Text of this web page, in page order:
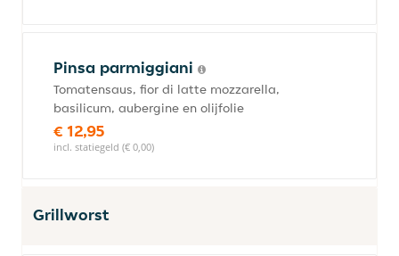
Pinsa parmiggiani
Tomatensaus, fior di latte mozzarella,
basilicum, aubergine en olijfolie
€ 12,95
incl. statiegeld (€ 0,00)
Grillworst